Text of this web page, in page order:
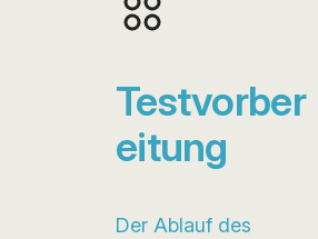
Testvorber
eitung
Der Ablauf des